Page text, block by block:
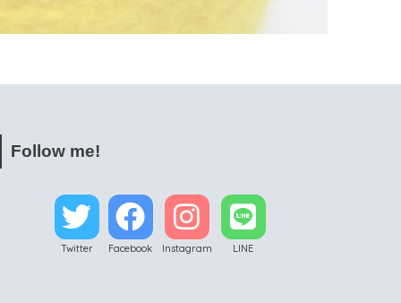
Follow me!
Twitter Facebook Instagram LINE